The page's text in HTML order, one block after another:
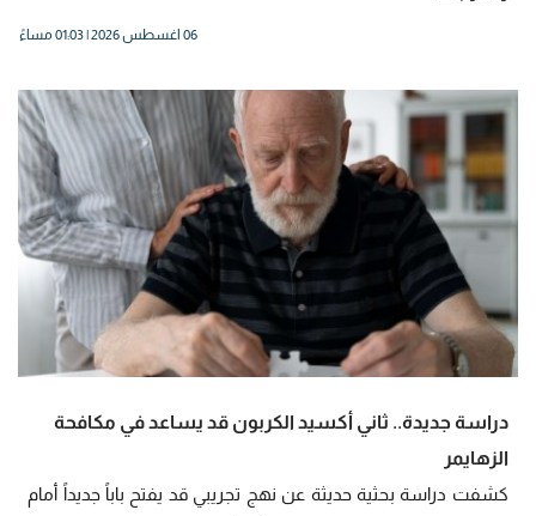
06 اغسطس 2026 | 01:03 مساءً
دراسة جديدة.. ثاني أكسيد الكربون قد يساعد في مكافحة
الزهايمر
كشفت دراسة بحثية حديثة عن نهج تجريبي قد يفتح باباً جديداً أمام